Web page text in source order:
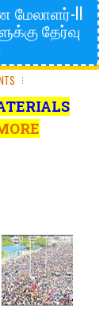
மேலாளர்-II
தேர்வு